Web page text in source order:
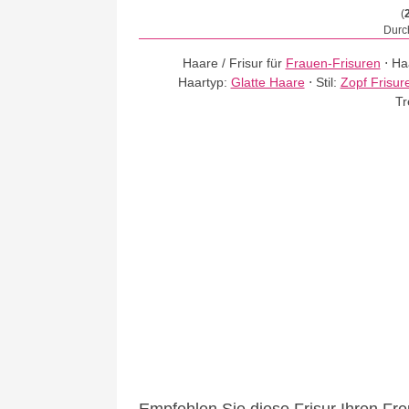
(
Haare / Frisur für Frauen-Frisuren ⋅
Haartyp: Glatte Haare⋅ Stil: Zopf